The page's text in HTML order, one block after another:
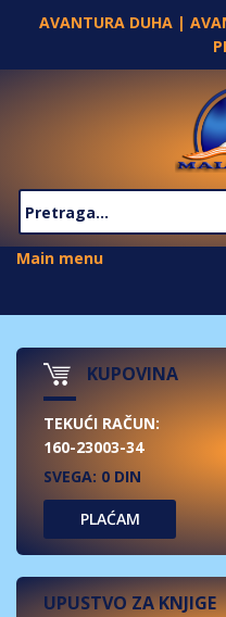
AVANTURA DUHA |
SEARCH
Main menu
KUPOVINA
TEKUĆI RAČUN:
160-23003-34
SVEGA: 0 DIN
PLAĆAM
UPUSTVO ZA KNJIGE